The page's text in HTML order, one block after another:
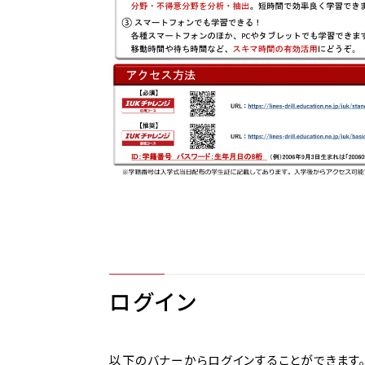
ログイン
以下のバナーからログインすることができます